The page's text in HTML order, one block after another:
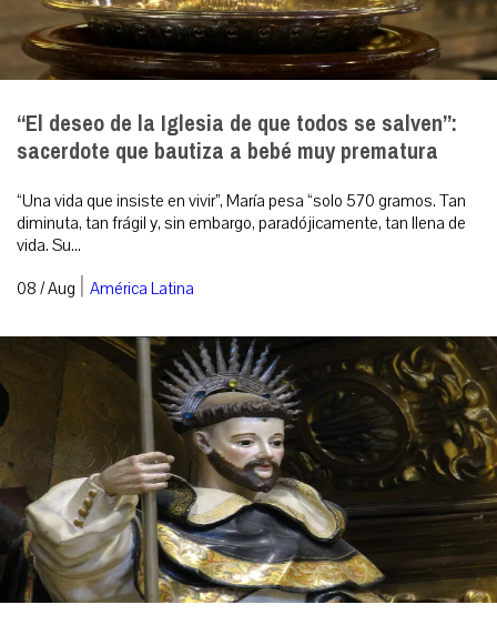
“El deseo de la Iglesia de que todos se salven”:
sacerdote que bautiza a bebé muy prematura
“Una vida que insiste en vivir”, María pesa “solo 570 gramos. Tan
diminuta, tan frágil y, sin embargo, paradójicamente, tan llena de
vida. Su...
08 / Aug | América Latina